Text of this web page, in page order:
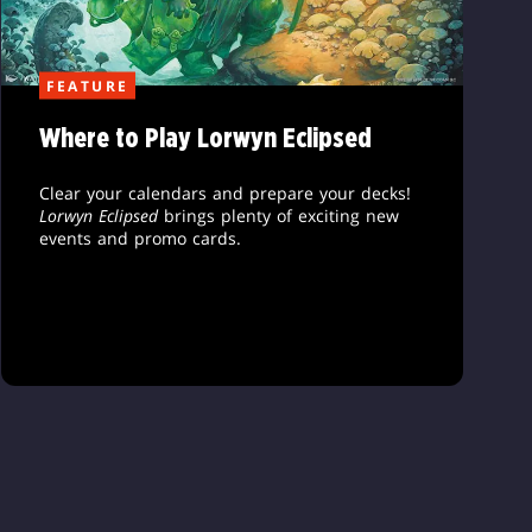
FEATURE
Where to Play Lorwyn Eclipsed
Clear your calendars and prepare your decks!
Lorwyn Eclipsedbrings plenty of exciting new
events and promo cards.